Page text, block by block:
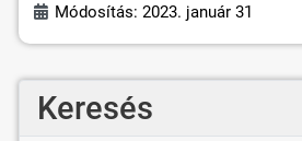
Módosítás: 2023. január 31
Keresés